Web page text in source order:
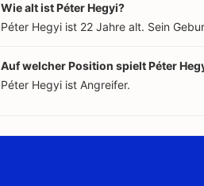
Wie alt ist Péter Hegyi?
Péter Hegyi ist 22 Jahre alt. Sein
Auf welcher Position spielt Péter
Péter Hegyi ist Angreifer.